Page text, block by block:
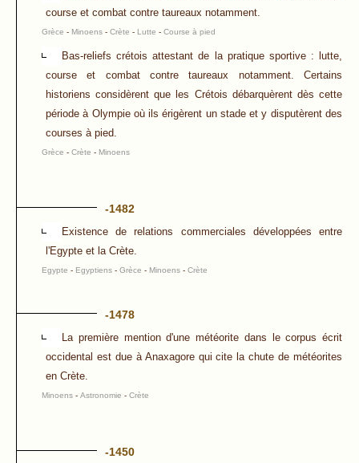
course et combat contre taureaux notamment.
Grèce - Minoens - Crète - Lutte - Course à pied
Bas-reliefs crétois attestant de la pratique sportive : lutte,
course et combat contre taureaux notamment. Certains
historiens considèrent que les Crétois débarquèrent dès cette
période à Olympie où ils érigèrent un stade et y disputèrent des
courses à pied.
Grèce - Crète - Minoens
-1482
Existence de relations commerciales développées entre
l'Egypte et la Crète.
Egypte - Egyptiens - Grèce - Minoens - Crète
-1478
La première mention d'une météorite dans le corpus écrit
occidental est due à Anaxagore qui cite la chute de météorites
en Crète.
Minoens - Astronomie - Crète
-1450